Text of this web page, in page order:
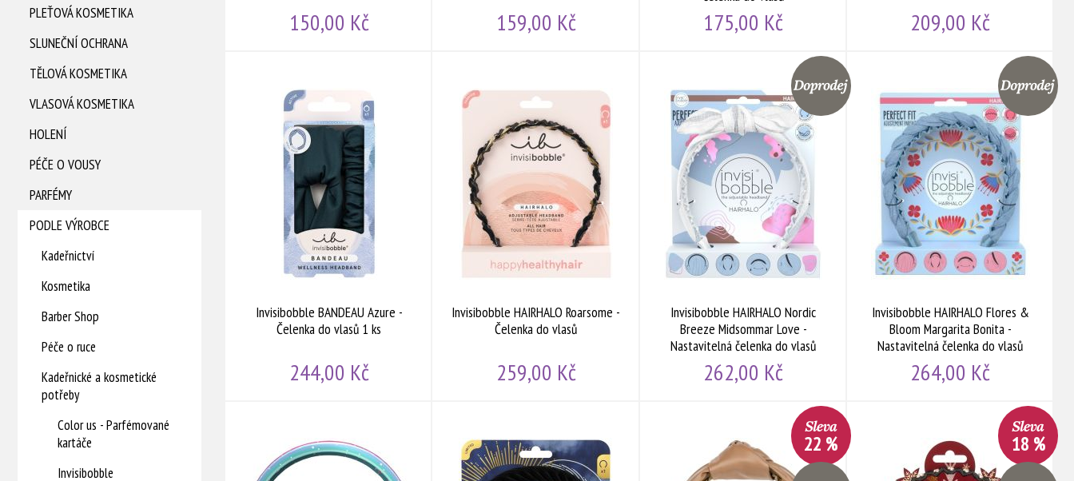
PLEŤOVÁ KOSMETIKA
SLUNEČNÍ OCHRANA
TĚLOVÁ KOSMETIKA
VLASOVÁ KOSMETIKA
HOLENÍ
PÉČE O VOUSY
PARFÉMY
PODLE VÝROBCE
Kadeřnictví
Kosmetika
Barber Shop
Péče o ruce
Kadeřnické a kosmetické
potřeby
Color us - Parfémované
kartáče
Invisibobble
150,00 Kč 159,00 Kč 175,00 Kč 209,00 Kč
Invisibobble BANDEAU Azure -
Čelenka do vlasů 1 ks
244,00 Kč
Invisibobble HAIRHALO Roarsome -
Čelenka do vlasů
259,00 Kč
Invisibobble HAIRHALO Nordic
Breeze Midsommar Love -
Nastavitelná čelenka do vlasů
262,00 Kč
Invisibobble HAIRHALO Flores &
Bloom Margarita Bonita -
Nastavitelná čelenka do vlasů
264,00 Kč
22 % 18 %